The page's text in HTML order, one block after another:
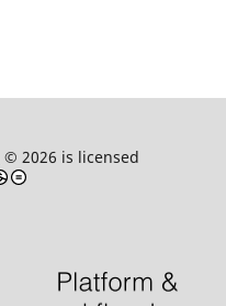
© 2026 is licensed